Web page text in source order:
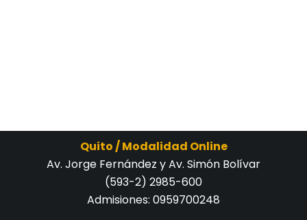
Quito / Modalidad Online
Av. Jorge Fernández y Av. Simón Bolívar
(593-2) 2985-600
Admisiones: 0959700248